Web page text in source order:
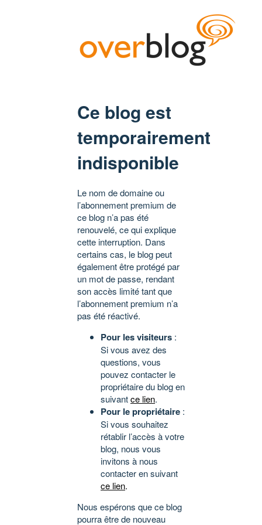
Ce blog est
temporairement
indisponible
Le nom de domaine ou
l’abonnement premium de
ce blog n’a pas été
renouvelé, ce qui explique
cette interruption. Dans
certains cas, le blog peut
également être protégé par
un mot de passe, rendant
son accès limité tant que
l’abonnement premium n’a
pas été réactivé.
Pour les visiteurs :
Si vous avez des
questions, vous
pouvez contacter le
propriétaire du blog en
suivantce lien.
Pour le propriétaire :
Si vous souhaitez
rétablir l’accès à votre
blog, nous vous
invitons à nous
contacter en suivant
ce lien.
Nous espérons que ce blog
pourra être de nouveau